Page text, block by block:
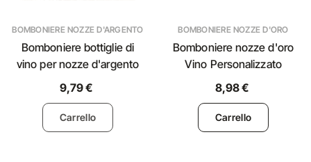
BOMBONIERE NOZZE D'ARGENTO
Bomboniere bottiglie di
vino per nozze d'argento
9,79 €
Carrello
BOMBONIERE NOZZE D'ORO
Bomboniere nozze d'oro
Vino Personalizzato
8,98 €
Carrello